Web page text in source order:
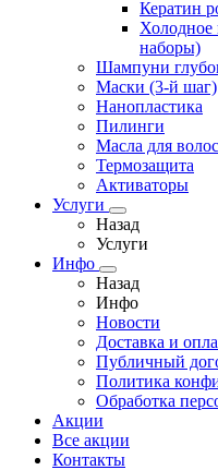
Кератин
Холодное
наборы)
Шампуни
Маски (3-й шаг)
Нанопластика
Пилинги
Масла для волос
Термозащита
Активаторы
Услуги
Назад
Услуги
Инфо
Назад
Инфо
Новости
Доставка и
Публичный
Политика
Обработка
Акции
Все акции
Контакты